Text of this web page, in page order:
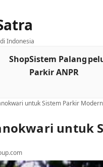
Indonesia
ShopSistem Palang
Parkir ANPR
untuk Sistem Parkir Modern
untuk